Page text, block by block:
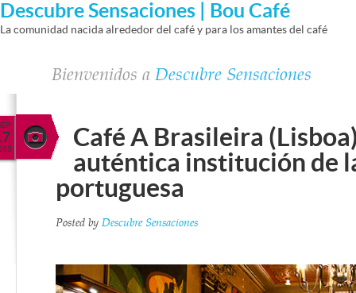
Descubre Sensaciones | Bou Café
La comunidad nacida alrededor del café y para los amantes del café
Bienvenidos a Descubre Sensaciones
Café A Brasileira
auténtica institución de
portuguesa
Posted by Descubre Sensaciones